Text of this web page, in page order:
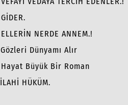
GİDER.
ELLERİN NERDE ANNEM.!
Gözleri Dünyamı Alır
Hayat Büyük Bir Roman
İLAHİ HÜKÜM.